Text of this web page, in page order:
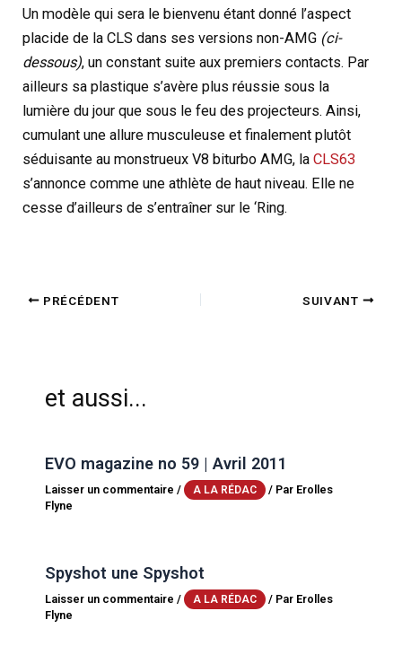
Un modèle qui sera le bienvenu étant donné l’aspect
placide de la CLS dans ses versions non-AMG (ci-
dessous), un constant suite aux premiers contacts. Par
ailleurs sa plastique s’avère plus réussie sous la
lumière du jour que sous le feu des projecteurs. Ainsi,
cumulant une allure musculeuse et finalement plutôt
séduisante au monstrueux V8 biturbo AMG, laCLS63
s’annonce comme une athlète de haut niveau. Elle ne
cesse d’ailleurs de s’entraîner sur le ‘Ring.
PRÉCÉDENT SUIVANT
et aussi...
EVO magazine no 59 | Avril 2011
Laisser un commentaire / A LA RÉDAC / Par Erolles
Flyne
Spyshot une Spyshot
Laisser un commentaire / A LA RÉDAC / Par Erolles
Flyne